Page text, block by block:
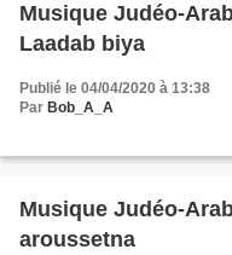
Musique Judéo-
Laadab biya
Publié le 04/04/2020 à 13:38
Par Bob_A_A
Musique Judéo-
aroussetna